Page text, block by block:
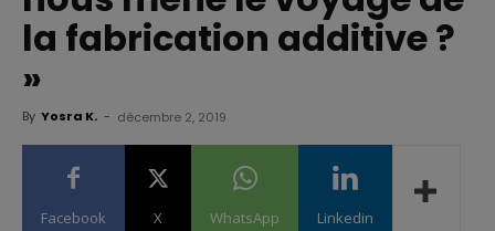
la fabrication additive ?
»
By Yosra K. - décembre 2, 2019
Facebook X WhatsApp Linkedin